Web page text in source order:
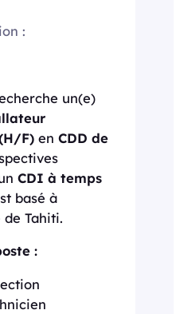
:
un(e)
F) en CDD de
CDI à temps
basé à
de Tahiti.
: